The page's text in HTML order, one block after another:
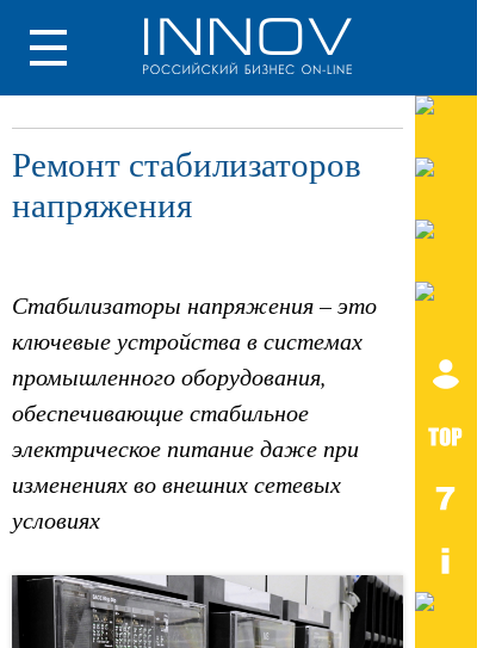
Ремонт стабилизаторов
напряжения
Стабилизаторы напряжения – это
ключевые устройства в системах
промышленного оборудования,
обеспечивающие стабильное
электрическое питание даже при
изменениях во внешних сетевых
условиях